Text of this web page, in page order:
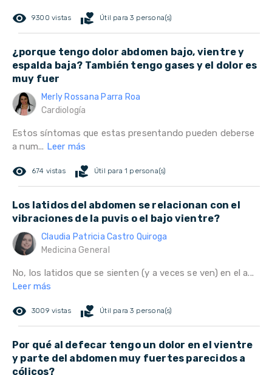
remove_red_eye 9300 vistas volunteer_activism Útil para 3 persona(s)
¿porque tengo dolor abdomen bajo, vientre y
espalda baja? También tengo gases y el dolor es
muy fuer
Merly Rossana Parra Roa
Cardiología
Estos síntomas que estas presentando pueden deberse
a num... Leer más
remove_red_eye 674 vistas volunteer_activism Útil para 1 persona(s)
Los latidos del abdomen se relacionan con el
vibraciones de la puvis o el bajo vientre?
Claudia Patricia Castro Quiroga
Medicina General
No, los latidos que se sienten (y a veces se ven) en el a...
Leer más
remove_red_eye 3009 vistas volunteer_activism Útil para 3 persona(s)
Por qué al defecar tengo un dolor en el vientre
y parte del abdomen muy fuertes parecidos a
cólicos?